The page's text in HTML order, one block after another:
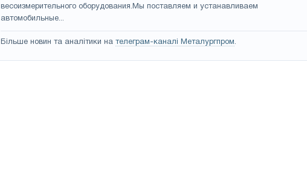
весоизмерительного оборудования.Мы поставляем и устанавливаем
автомобильные...
Більше новин та аналітики на телеграм-каналі Металургпром.